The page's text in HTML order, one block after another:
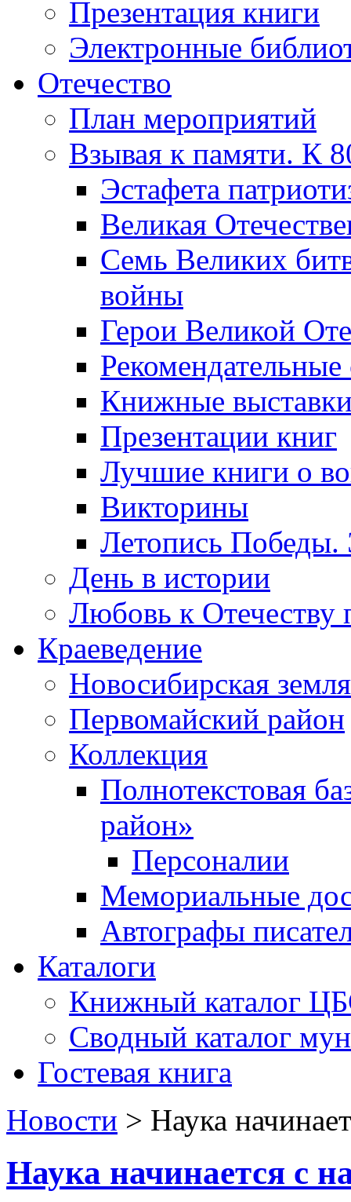
Презентация книги
Электронные
Отечество
План мероприятий
Взывая к памяти. К
Эcтафета
Великая
Семь Великих
войны
Герои Великой
Рекомендательные
Книжные
Презентации книг
Лучшие книги о
Викторины
Летопись Победы.
День в истории
Любовь к Отечеству
Краеведение
Новосибирская земля
Первомайский район
Коллекция
Полнотекстовая
район»
Персоналии
Мемориальные
Автографы
Каталоги
Книжный каталог
Сводный каталог
Гостевая книга
Новости > Наука
Наука начинается с